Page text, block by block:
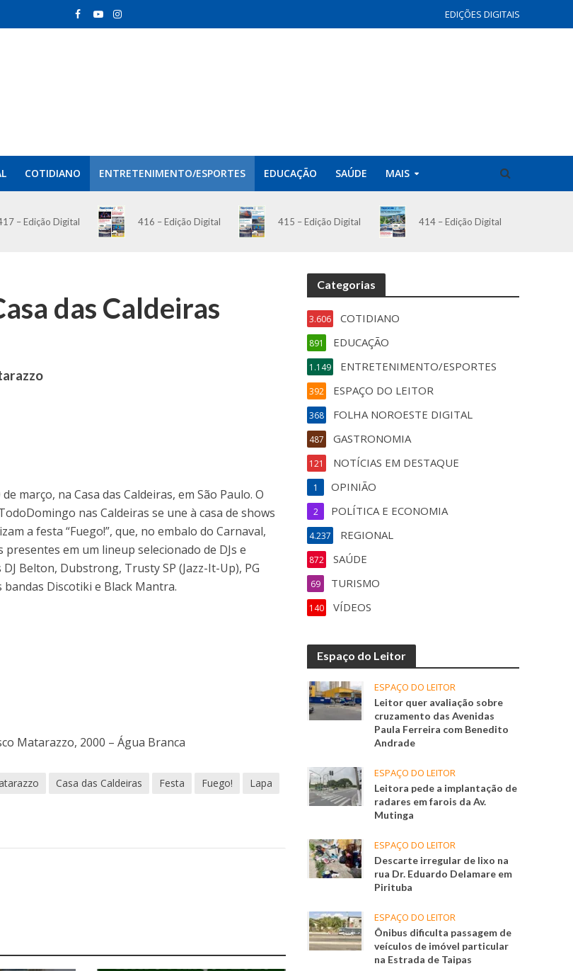
EDIÇÕES DIGITAIS
COTIDIANO ENTRETENIMENTO/ESPORTES EDUCAÇÃO SAÚDE MAIS
– Edição Digital 416 – Edição Digital 415 – Edição Digital 414 – Edição Digital
das Caldeiras
março, na Casa das Caldeiras, em São Paulo. O
nas Caldeiras se une à casa de shows
a festa “Fuego!”, que, no embalo do Carnaval,
em um lineup selecionado de DJs e
Belton, Dubstrong, Trusty SP (Jazz-It-Up), PG
Discotiki e Black Mantra.
Matarazzo, 2000 – Água Branca
Casa das Caldeiras Festa Fuego!
Lapa
Categorias
COTIDIANO
3.606
EDUCAÇÃO
891
ENTRETENIMENTO/ESPORTES
1.149
ESPAÇO DO LEITOR
392
FOLHA NOROESTE DIGITAL
368
GASTRONOMIA
487
NOTÍCIAS EM DESTAQUE
121
OPINIÃO
1
POLÍTICA E ECONOMIA
2
REGIONAL
4.237
SAÚDE
872
TURISMO
69
VÍDEOS
140
Espaço do Leitor
ESPAÇO DO LEITOR
Leitor quer avaliação sobre
cruzamento das Avenidas
Paula Ferreira com Benedito
Andrade
ESPAÇO DO LEITOR
Leitora pede a implantação de
radares em farois da Av.
Mutinga
ESPAÇO DO LEITOR
Descarte irregular de lixo na
rua Dr. Eduardo Delamare em
Pirituba
ESPAÇO DO LEITOR
Ônibus dificulta passagem de
veículos de imóvel particular
na Estrada de Taipas